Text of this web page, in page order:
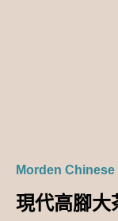
Morden Chinese
現代高腳大